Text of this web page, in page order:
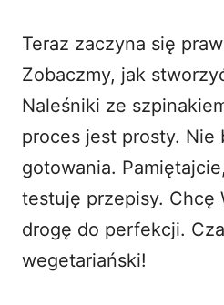
Teraz zaczyna się
Zobaczmy, jak
Naleśniki ze
proces jest prosty. Nie
gotowania.
testuję przepisy. Chcę
drogę do perfekcji.
wegetariański!